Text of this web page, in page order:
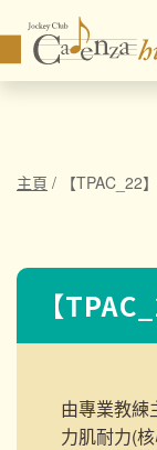
主頁 / 【TPAC_22
【
由專業教練
力肌耐力(